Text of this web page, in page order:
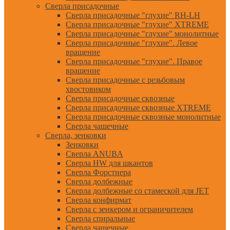
Сверла присадочные
Сверла присадочные "глухие" RH-LH
Сверла присадочные "глухие" XTREME
Сверла присадочные "глухие" монолитные
Сверла присадочные "глухие". Левое
вращение
Сверла присадочные "глухие". Правое
вращение
Сверла присадочные с резьбовым
хвостовиком
Сверла присадочные сквозные
Сверла присадочные сквозные XTREME
Сверла присадочные сквозные монолитные
Сверла чашечные
Сверла, зенковки
Зенковки
Сверла ANUBA
Сверла HW для шкантов
Сверла Форстнера
Сверла долбежные
Сверла долбежные со стамеской для JET
Сверла конфирмат
Сверла с зенкером и ограничителем
Сверла спиральные
Сверла чашечные